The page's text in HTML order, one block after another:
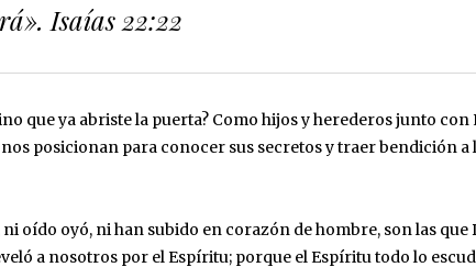
Isaías‬ ‭22:22‬
que ya abriste la puerta? Como hijos y herederos junto con
posicionan para conocer sus secretos y traer bendición a
oído oyó, ni han subido en corazón de hombre, son las que
a nosotros por el Espíritu; porque el Espíritu todo lo